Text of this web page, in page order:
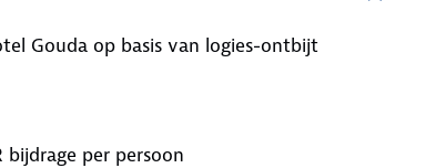
Gouda op basis van logies-ontbijt
bijdrage per persoon